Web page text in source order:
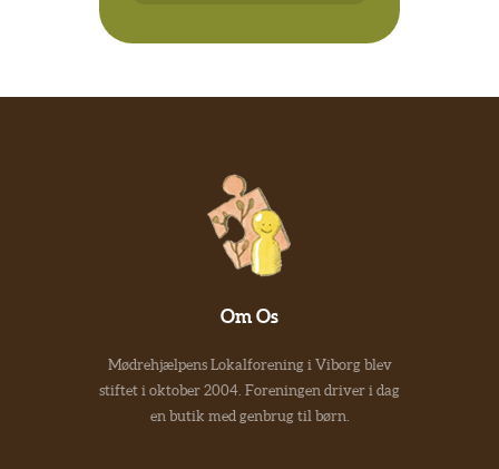
Om Os
Mødrehjælpens Lokalforening i Viborg blev
stiftet i oktober 2004. Foreningen driver i dag
en butik med genbrug til børn.